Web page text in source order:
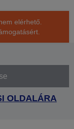
elérhető.
OLDALÁRA